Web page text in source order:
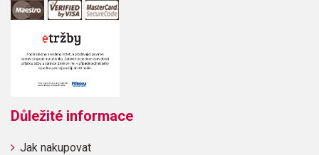
Důležité informace
Jak nakupovat